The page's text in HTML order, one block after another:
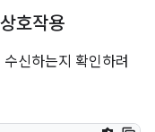
호작용
신하는지 확인하려